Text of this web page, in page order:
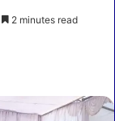
2 minutes read